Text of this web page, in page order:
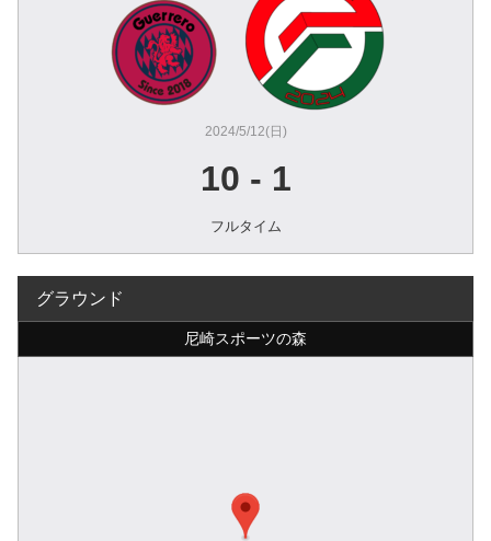
2024/5/12(日)
10 - 1
フルタイム
グラウンド
尼崎スポーツの森